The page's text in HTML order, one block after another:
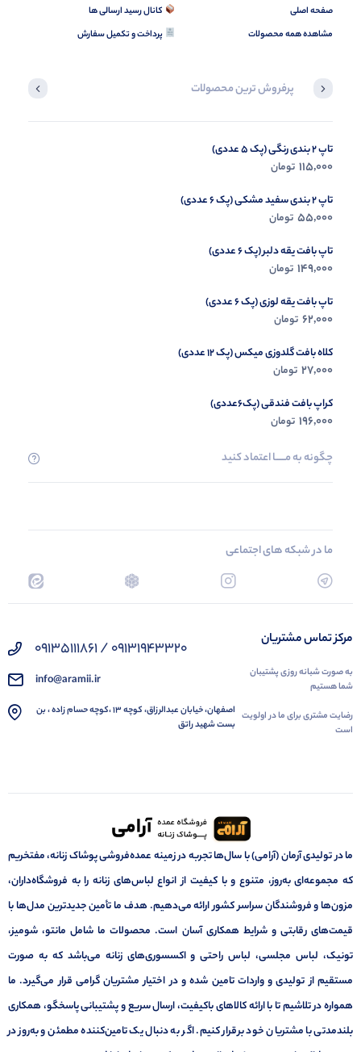
صفحه اصلی
مشاهده همه محصولات
کانال رسید ارسالی ها
پرداخت و تکمیل سفارش
پرفروش ترین محصولات
تاپ 2 بندی رنگی (پک 5 عددی)
115,000 تومان
تاپ 2 بندی سفید مشکی (پک 6 عددی)
55,000 تومان
تاپ بافت یقه دلبر (پک 6 عددی)
149,000 تومان
تاپ بافت یقه لوزی (پک 6 عددی)
62,000 تومان
کلاه بافت گلدوزی میکس (پک 12 عددی)
27,000 تومان
کراپ بافت فندقی (پک6عددی)
196,000 تومان
لگ کمرگنی دمپاچاک (پک 4 عددی)
359,000 تومان
چگونه به مــــــا اعتماد کنید
ما در شبکه های اجتماعی
مرکز تماس مشتریان
به صورت شبانه روزی پشتیبان
شما هستیم
رضایت مشتری برای ما در اولویت
است
09131943320 / 09135111861
info@aramii.ir
اصفهان، خیابان عبدالرزاق، کوچه 13 ،کوچه حسام زاده ، بن
بست شهید راتق
ما در تولیدی آرمان (آرامی) با سال‌ها تجربه در زمینه عمده‌فروشی پوشاک زنانه، مفتخریم
که مجموعه‌ای به‌روز، متنوع و با کیفیت از انواع لباس‌های زنانه را به فروشگاه‌داران،
مزون‌ها و فروشندگان سراسر کشور ارائه می‌دهیم. هدف ما تأمین جدیدترین مدل‌ها با
قیمت‌های رقابتی و شرایط همکاری آسان است. محصولات ما شامل مانتو، شومیز،
تونیک، لباس مجلسی، لباس راحتی و اکسسوری‌های زنانه می‌باشد که به صورت
مستقیم از تولیدی و واردات تامین شده و در اختیار مشتریان گرامی قرار می‌گیرد. ما
همواره در تلاشیم تا با ارائه کالاهای باکیفیت، ارسال سریع و پشتیبانی پاسخگو، همکاری
بلندمدتی با مشتریان خود برقرار کنیم. اگر به دنبال یک تامین‌کننده مطمئن و به‌روز در